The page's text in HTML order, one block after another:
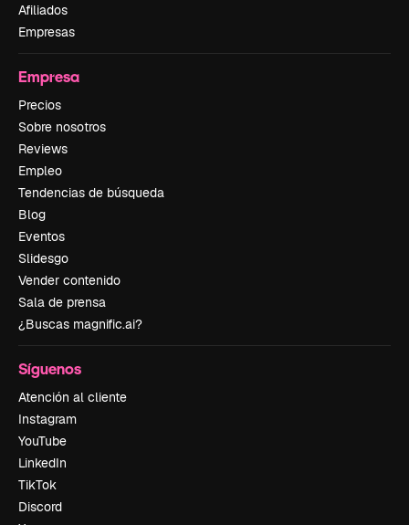
Afiliados
Empresas
Empresa
Precios
Sobre nosotros
Reviews
Empleo
Tendencias de búsqueda
Blog
Eventos
Slidesgo
Vender contenido
Sala de prensa
¿Buscas magnific.ai?
Síguenos
Atención al cliente
Instagram
YouTube
LinkedIn
TikTok
Discord